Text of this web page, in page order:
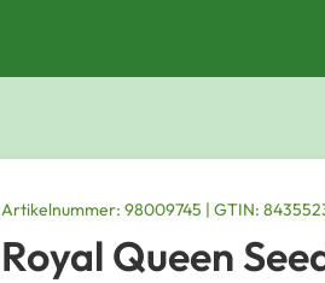
Artikelnummer: 98009745 | GTIN:
Royal Queen